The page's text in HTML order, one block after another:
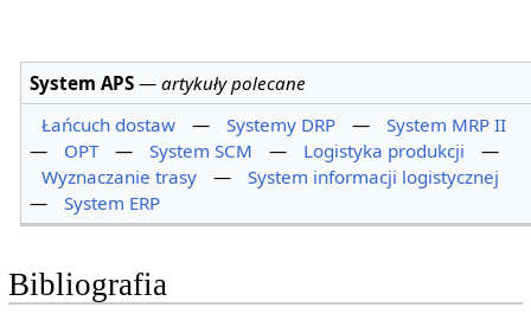
System APS —artykuły polecane
Łańcuch dostaw
— Systemy DRP —
System MRP II
—
OPT — System SCM — Logistyka produkcji
—
Wyznaczanie trasy
—
System informacji logistycznej
—
System ERP
Bibliografia